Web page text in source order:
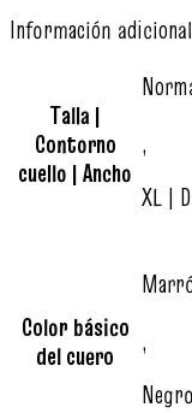
Información adicional
Talla |
Contorno
cuello | Ancho
,
XL |
Color básico
del cuero
,
Negro